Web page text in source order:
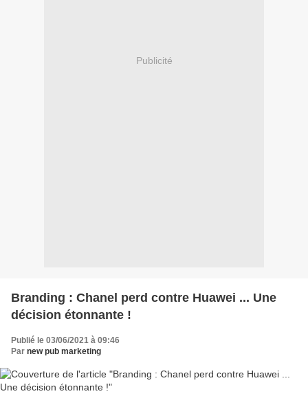
Publicité
Branding : Chanel perd contre Huawei ... Une
décision étonnante !
Publié le 03/06/2021 à 09:46
Par new pub marketing